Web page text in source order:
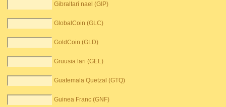
Gibraltari nael (GIP)
GlobalCoin (GLC)
GoldCoin (GLD)
Gruusia lari (GEL)
Guatemala Quetzal (GTQ)
Guinea Franc (GNF)